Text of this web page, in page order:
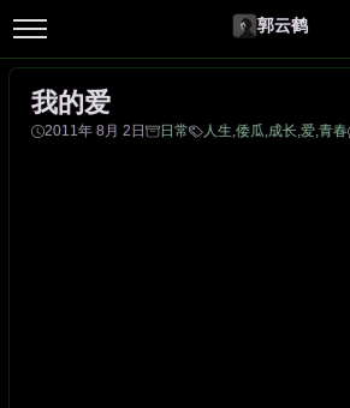
郭云鹤
我的爱
2011年 8月 2日 日常 人生,倭瓜,成长,爱,青春